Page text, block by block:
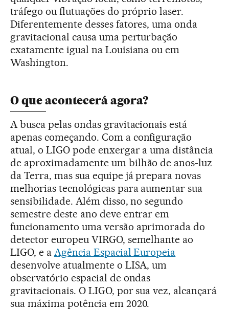
tráfego ou flutuações do próprio laser.
Diferentemente desses fatores, uma onda
gravitacional causa uma perturbação
exatamente igual na Louisiana ou em
Washington.
O que acontecerá agora?
A busca pelas ondas gravitacionais está
apenas começando. Com a configuração
atual, o LIGO pode enxergar a uma distância
de aproximadamente um bilhão de anos-luz
da Terra, mas sua equipe já prepara novas
melhorias tecnológicas para aumentar sua
sensibilidade. Além disso, no segundo
semestre deste ano deve entrar em
funcionamento uma versão aprimorada do
detector europeu VIRGO, semelhante ao
LIGO, e a Agência Espacial Europeia
desenvolve atualmente o LISA, um
observatório espacial de ondas
gravitacionais. O LIGO, por sua vez, alcançará
sua máxima potência em 2020.